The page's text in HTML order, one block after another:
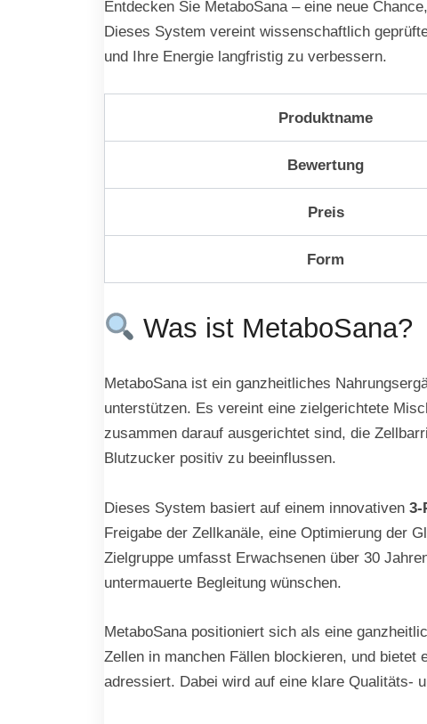
Entdecken Sie MetaboSana – eine neue
Dieses System vereint wissenschaftlich
und Ihre Energie langfristig zu verbessern.
Produktname
Bewertung
Preis
Form
Was ist MetaboSana?
MetaboSana ist ein ganzheitliches
unterstützen. Es vereint eine zielgerichtete
zusammen darauf ausgerichtet sind, die
Blutzucker positiv zu beeinflussen.
Dieses System basiert auf einem innovativen 3-
Freigabe der Zellkanäle, eine Optimierung der
Zielgruppe umfasst Erwachsenen über 30
untermauerte Begleitung wünschen.
MetaboSana positioniert sich als eine
Zellen in manchen Fällen blockieren, und bietet
adressiert. Dabei wird auf eine klare Qualitäts-